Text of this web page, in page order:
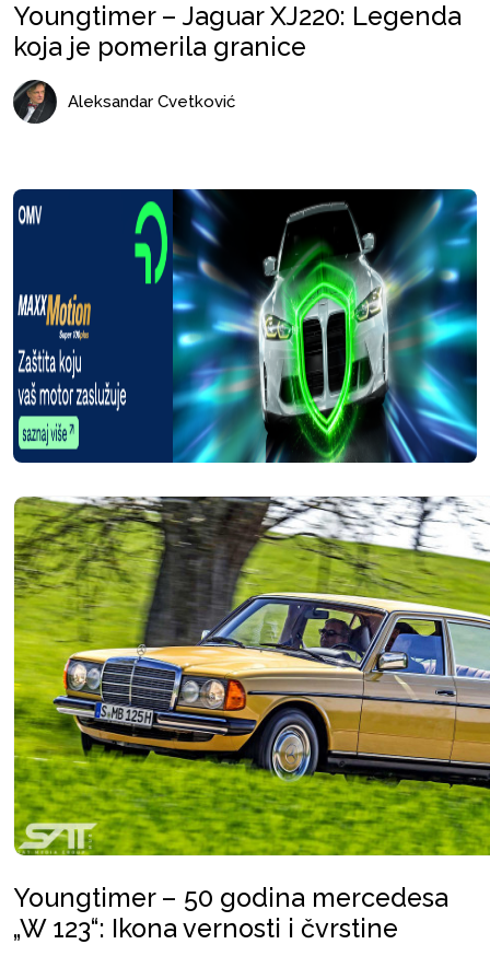
Youngtimer – Jaguar XJ220: Legenda
koja je pomerila granice
Aleksandar Cvetković
Youngtimer – 50 godina mercedesa
„W 123“: Ikona vernosti i čvrstine